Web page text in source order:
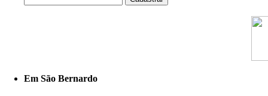
Em São Bernardo